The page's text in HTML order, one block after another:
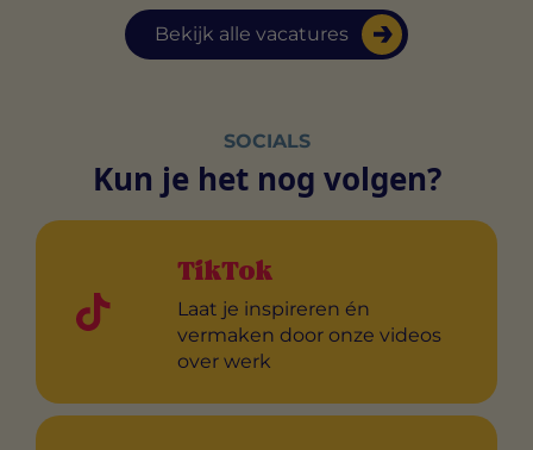
Bekijk alle vacatures
SOCIALS
Kun je het nog volgen?
TikTok
Laat je inspireren én
vermaken door onze videos
over werk